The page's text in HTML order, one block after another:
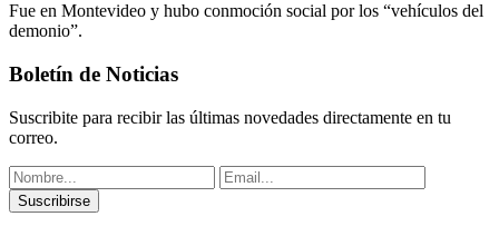
Fue en Montevideo y hubo conmoción social por los “vehículos del
demonio”.
Boletín de Noticias
Suscribite para recibir las últimas novedades directamente en tu
correo.
Suscribirse